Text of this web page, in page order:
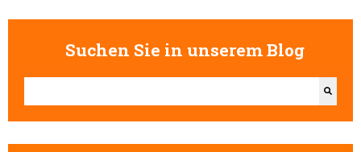
Suchen Sie in unserem Blog
Dies ist ein Suchfeld mit einer automatischen Vorschlagsfunktion.